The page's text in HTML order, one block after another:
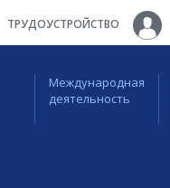
ТРУДОУСТРОЙСТВО
Международная
деятельность